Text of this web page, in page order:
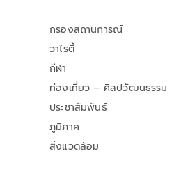
กรองสถานการณ์
วาไรตี้
กีฬา
ท่องเที่ยว – ศิลปวัฒนธรรม
ประชาสัมพันธ์
ภูมิภาค
สิ่งแวดล้อม